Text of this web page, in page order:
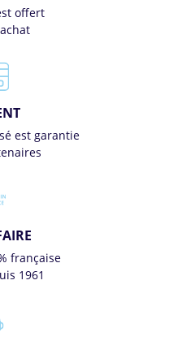
offert
est garantie
française
1961